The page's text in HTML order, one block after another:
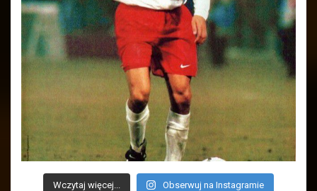
Wczytaj więcej... Obserwuj na Instagramie